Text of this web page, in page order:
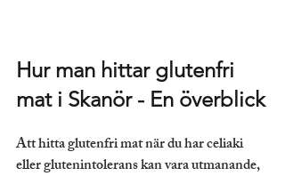
Hur man hittar glutenfri
mat i Skanör - En överblick
Att hitta glutenfri mat när du har celiaki
eller glutenintolerans kan vara utmanande,